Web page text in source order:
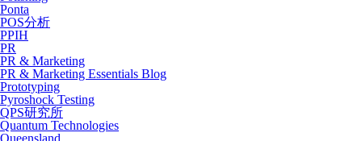
Ponta
POS分析
PPIH
PR
PR & Marketing
PR & Marketing Essentials Blog
Prototyping
Pyroshock Testing
QPS研究所
Quantum Technologies
Queensland